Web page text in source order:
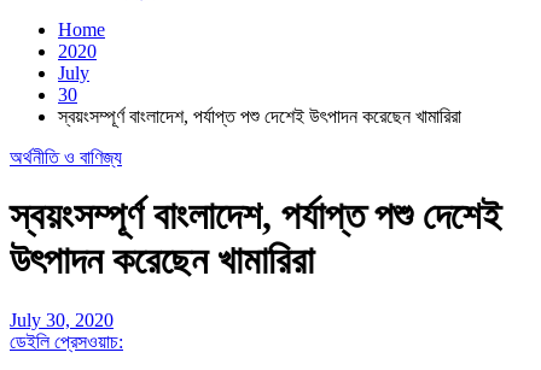
Home
2020
July
30
স্বয়ংসম্পূর্ণ বাংলাদেশ, পর্যাপ্ত পশু দেশেই উৎপাদন করেছেন খামারিরা
অর্থনীতি ও বাণিজ্য
স্বয়ংসম্পূর্ণ বাংলাদেশ, পর্যাপ্ত পশু দেশেই
উৎপাদন করেছেন খামারিরা
July 30, 2020
ডেইলি প্রেসওয়াচ: